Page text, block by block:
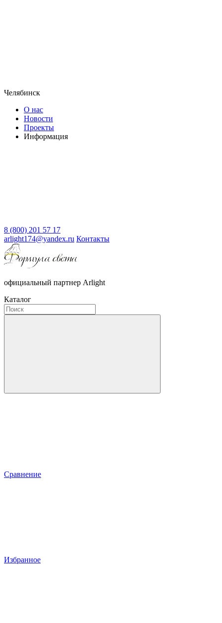
Челябинск
О нас
Новости
Проекты
Информация
8 (800) 201 57 17
arlight174@yandex.ru Контакты
официальный партнер Arlight
Каталог
Сравнение
Избранное